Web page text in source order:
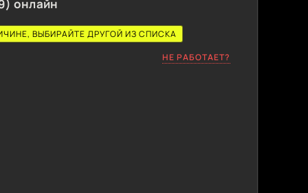
онлайн
ВЫБИРАЙТЕ ДРУГОЙ ИЗ СПИСКА
НЕ РАБОТАЕТ?